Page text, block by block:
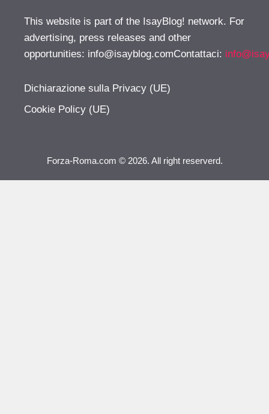
This website is part of the IsayBlog! network. For
advertising, press releases and other
opportunities: info@isayblog.comContattaci:
Dichiarazione sulla Privacy (UE)
Cookie Policy (UE)
Forza-Roma.com © 2026. All right reserverd.